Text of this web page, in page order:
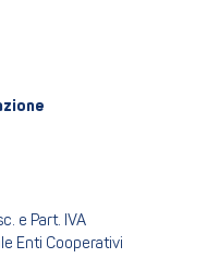
e Part. IVA
Enti Cooperativi